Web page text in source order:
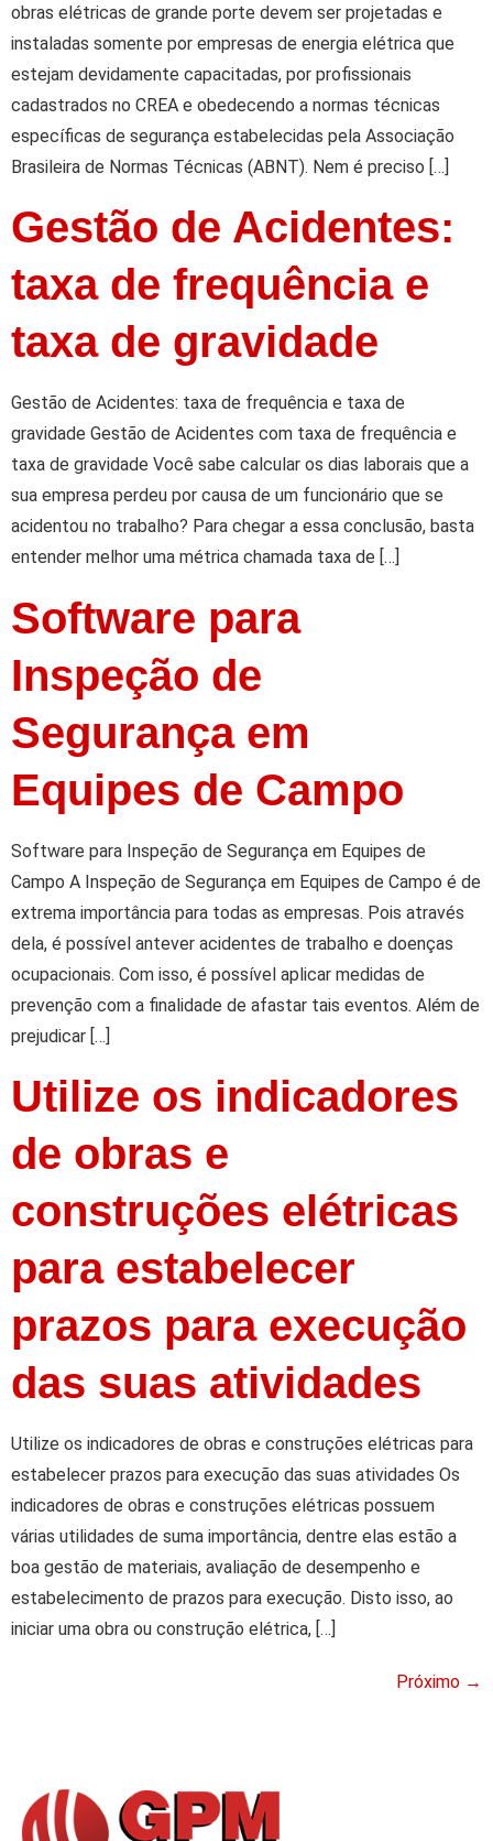
obras elétricas de grande porte devem ser projetadas e
instaladas somente por empresas de energia elétrica que
estejam devidamente capacitadas, por profissionais
cadastrados no CREA e obedecendo a normas técnicas
específicas de segurança estabelecidas pela Associação
Brasileira de Normas Técnicas (ABNT). Nem é preciso […]
Gestão de Acidentes:
taxa de frequência e
taxa de gravidade
Gestão de Acidentes: taxa de frequência e taxa de
gravidade Gestão de Acidentes com taxa de frequência e
taxa de gravidade Você sabe calcular os dias laborais que a
sua empresa perdeu por causa de um funcionário que se
acidentou no trabalho? Para chegar a essa conclusão, basta
entender melhor uma métrica chamada taxa de […]
Software para
Inspeção de
Segurança em
Equipes de Campo
Software para Inspeção de Segurança em Equipes de
Campo A Inspeção de Segurança em Equipes de Campo é de
extrema importância para todas as empresas. Pois através
dela, é possível antever acidentes de trabalho e doenças
ocupacionais. Com isso, é possível aplicar medidas de
prevenção com a finalidade de afastar tais eventos. Além de
prejudicar […]
Utilize os indicadores
de obras e
construções elétricas
para estabelecer
prazos para execução
das suas atividades
Utilize os indicadores de obras e construções elétricas para
estabelecer prazos para execução das suas atividades Os
indicadores de obras e construções elétricas possuem
várias utilidades de suma importância, dentre elas estão a
boa gestão de materiais, avaliação de desempenho e
estabelecimento de prazos para execução. Disto isso, ao
iniciar uma obra ou construção elétrica, […]
Próximo →